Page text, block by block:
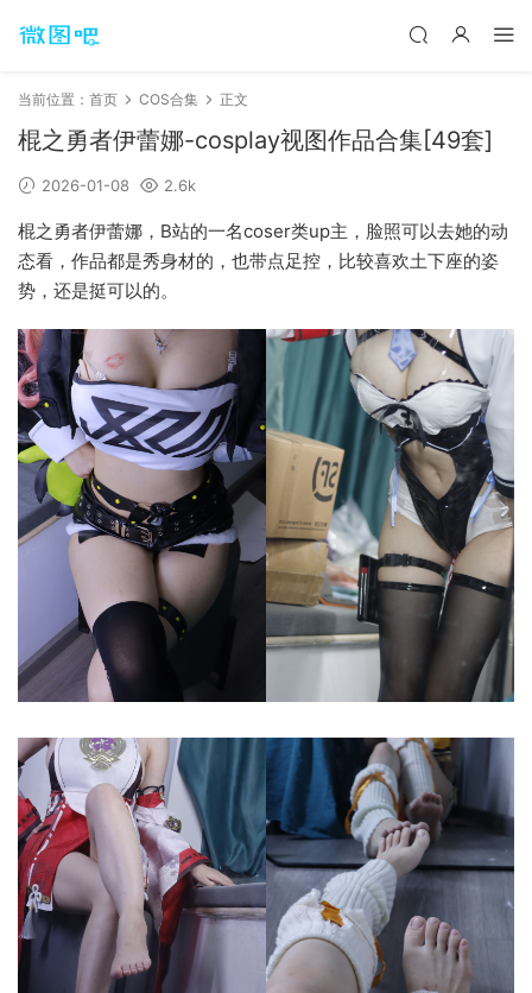
当前位置： 首页 COS合集 正文
棍之勇者伊蕾娜-cosplay视图作品合集[49套]
2026-01-08 2.6k
棍之勇者伊蕾娜，B站的一名coser类up主，脸照可以去她的动
态看，作品都是秀身材的，也带点足控，比较喜欢土下座的姿
势，还是挺可以的。